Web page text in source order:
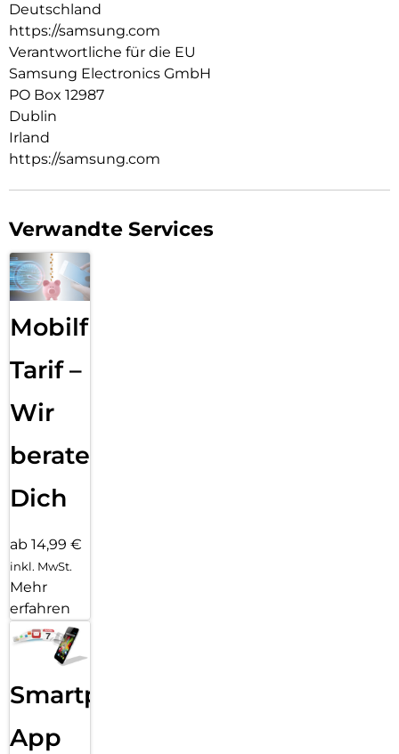
Deutschland
https://samsung.com
Verantwortliche für die EU
Samsung Electronics GmbH
PO Box 12987
Dublin
Irland
https://samsung.com
Verwandte Services
Mobilfunk
Tarif –
Wir
beraten
Dich
ab 14,99 €
inkl. MwSt.
Mehr
erfahren
Smartphone
App